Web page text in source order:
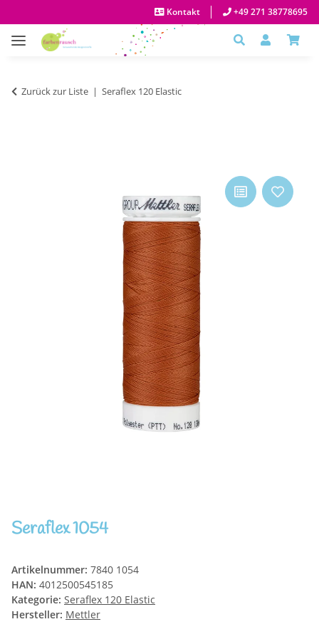
Kontakt +49 271 38778695
Zurück zur Liste Seraflex 120 Elastic
Seraflex 1054
Artikelnummer: 7840 1054
HAN: 4012500545185
Kategorie: Seraflex 120 Elastic
Hersteller: Mettler